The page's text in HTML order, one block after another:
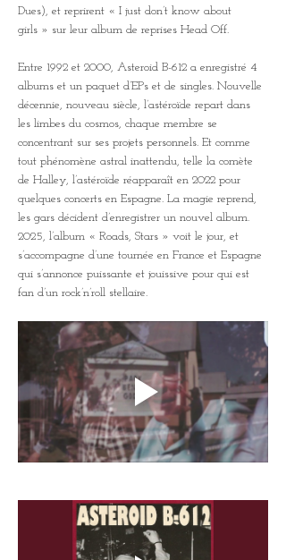
Dues), et reprirent « I just don’t know about
girls » sur leur album de reprises Head Off.
Entre 1992 et 2000, Asteroid B-612 a enregistré 4
albums et un paquet d’EPs et de singles. Nouvelle
décennie, nouveau siècle, l’astéroïde repart dans
les limbes du cosmos, chaque membre se
concentrant sur ses projets personnels. Et comme
tout phénomène astral inattendu, telle la comète
de Halley, l’astéroïde réapparaît en 2022 pour
quelques concerts en Espagne. La magie reprend,
les gars décident d’enregistrer un nouvel album.
2025, l’album « Roads, Stars » voit le jour, et
s’accompagne d’une tournée en France et Espagne
qui s’annonce puissante et jouissive pour qui est
fan d’un rock’n’roll stellaire.